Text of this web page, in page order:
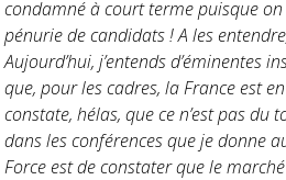
condamné à court terme puisque
pénurie de candidats ! A les
Aujourd’hui, j’entends d’éminentes
que, pour les cadres, la France est
constate, hélas, que ce n’est pas du
dans les conférences que je donne
Force est de constater que le